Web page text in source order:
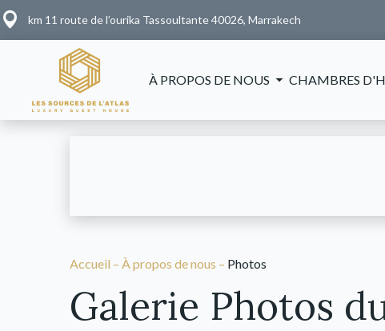
km 11 route de l’ourika Tassoultante 40026, Marrakech
À PROPOS DE NOUS CHAMBRES
Accueil – À propos de nous – Photos
Galerie Photos